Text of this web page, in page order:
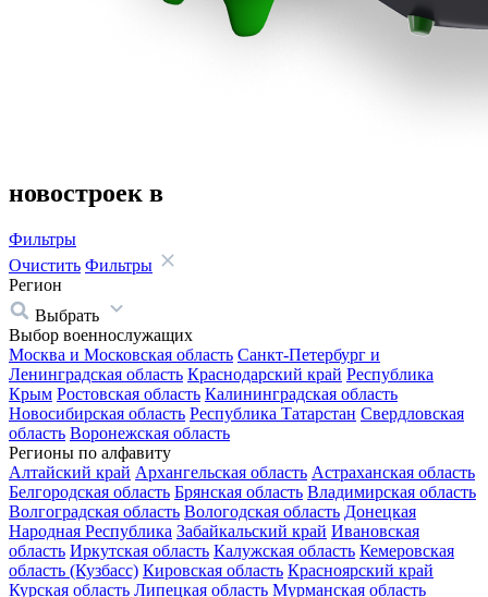
новостроек в
Фильтры
Очистить Фильтры
Регион
Выбрать
Выбор военнослужащих
Москва и Московская область Санкт-Петербург и
Ленинградская область Краснодарский край Республика
Крым Ростовская область Калининградская область
Новосибирская область Республика Татарстан Свердловская
область Воронежская область
Регионы по алфавиту
Алтайский край Архангельская область Астраханская область
Белгородская область Брянская область Владимирская область
Волгоградская область Вологодская область Донецкая
Народная Республика Забайкальский край Ивановская
область Иркутская область Калужская область Кемеровская
область (Кузбасс) Кировская область Красноярский край
Курская область Липецкая область Мурманская область